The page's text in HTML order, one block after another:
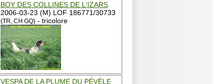
BOY DES COLLINES DE L'IZARS
2006-03-23 (M) LOF 186771/30733
(TR, CH GQ) - tricolore
VESPA DE LA PLUME DU PÉVÈLE